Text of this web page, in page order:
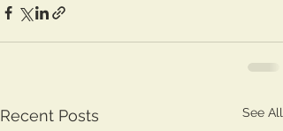
Recent Posts See All